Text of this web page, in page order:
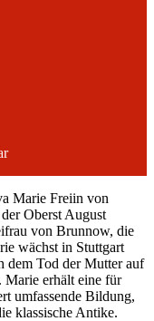
Marie Freiin von
Oberst August
von Brunnow, die
wächst in Stuttgart
dem Tod der Mutter auf
Marie erhält eine für
umfassende Bildung,
klassische Antike.